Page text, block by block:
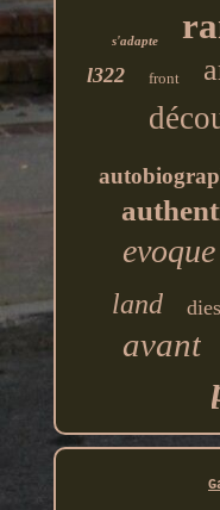
s'adapte
l322 front
evoque
land
avant